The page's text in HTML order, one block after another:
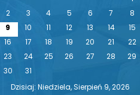
2
3 4 5 6 7
8
9
10 11 12 13 14
15
16
17 18 19 20 21
22
23
24 25 26 27 28
29
30
31
Dzisiaj: Niedziela, Sierpień 9, 2026